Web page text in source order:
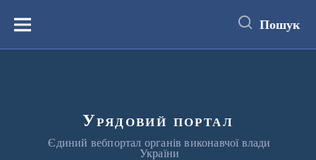
вмістуМеню Пошук
Урядовий портал
Єдиний вебпортал органів виконавчої влади
України